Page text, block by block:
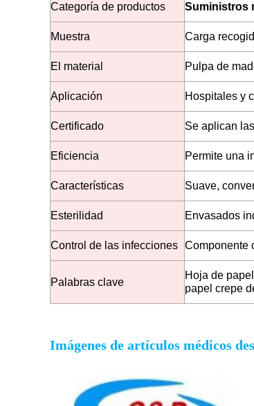
Categoría de productos Suministros
Muestra Carga
El material Pulpa de
Aplicación Hospitales y
Certificado Se aplican
Eficiencia Permite una
Características Suave,
Esterilidad Envasados
Control de las infecciones Componente
Palabras clave
Hoja de
papel crepe
Imágenes de artículos médicos